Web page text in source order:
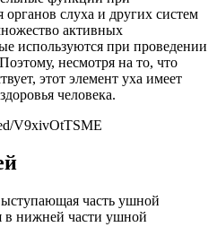
органов слуха и других систем
активных
используются при проведении
несмотря на то, что
этот элемент уха имеет
человека.
V9xivOtTSME
часть ушной
в нижней части ушной